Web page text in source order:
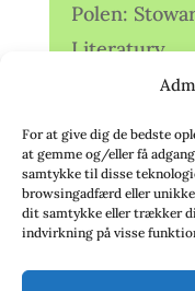
For at give dig de bedste
at gemme og/eller få
samtykke til disse
browsingadfærd eller
dit samtykke eller trækker
indvirkning på visse
Polen:
Literatury
Association
Sverige:
Sverige: